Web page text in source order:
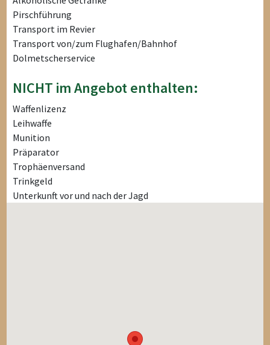
Pirschführung
Transport im Revier
Transport von/zum Flughafen/Bahnhof
Dolmetscherservice
NICHT im Angebot enthalten:
Waffenlizenz
Leihwaffe
Munition
Präparator
Trophäenversand
Trinkgeld
Unterkunft vor und nach der Jagd